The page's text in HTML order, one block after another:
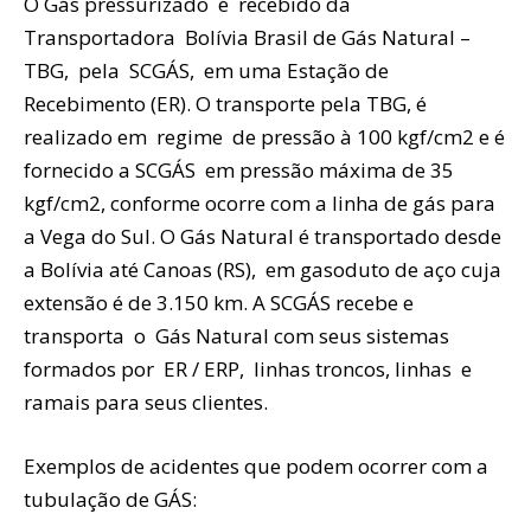
Transportadora Bolívia Brasil de Gás Natural –
TBG, pela SCGÁS, em uma Estação de
Recebimento (ER). O transporte pela TBG, é
realizado em regime de pressão à 100 kgf/cm2 e é
fornecido a SCGÁS em pressão máxima de 35
kgf/cm2, conforme ocorre com a linha de gás para
a Vega do Sul. O Gás Natural é transportado desde
a Bolívia até Canoas (RS), em gasoduto de aço cuja
extensão é de 3.150 km. A SCGÁS recebe e
transporta o Gás Natural com seus sistemas
formados por ER / ERP, linhas troncos, linhas e
ramais para seus clientes.
Exemplos de acidentes que podem ocorrer com a
tubulação de GÁS: